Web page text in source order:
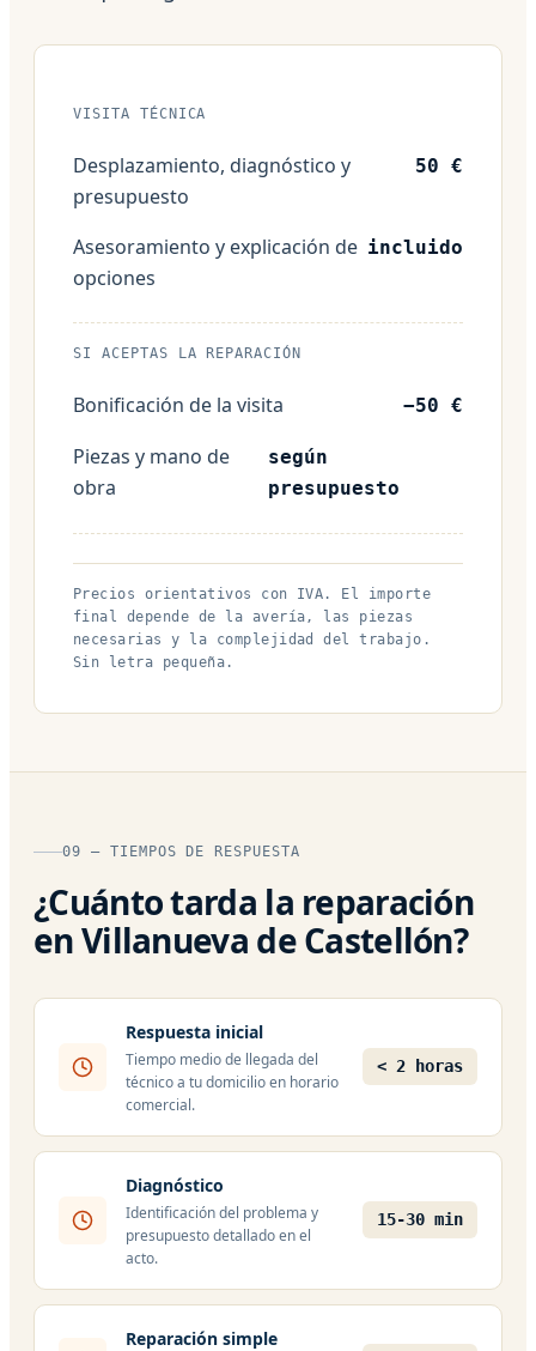
VISITA TÉCNICA
Desplazamiento, diagnóstico y
presupuesto
50 €
Asesoramiento y explicación de
opciones
incluido
SI ACEPTAS LA REPARACIÓN
Bonificación de la visita −50 €
Piezas y mano de
obra
según
presupuesto
Precios orientativos con IVA. El importe
final depende de la avería, las piezas
necesarias y la complejidad del trabajo.
Sin letra pequeña.
09 — TIEMPOS DE RESPUESTA
¿Cuánto tarda la reparación
en Villanueva de Castellón?
Respuesta inicial
Tiempo medio de llegada del
técnico a tu domicilio en horario
comercial.
< 2 horas
Diagnóstico
Identificación del problema y
presupuesto detallado en el
acto.
15-30 min
Reparación simple